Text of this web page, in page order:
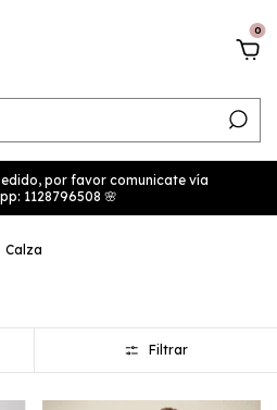
0
por favor comunicate vía
1128796508 🌸
Calza
Filtrar